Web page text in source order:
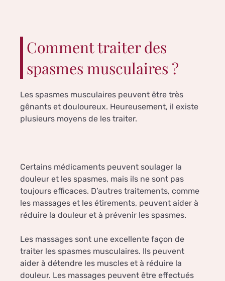
Comment traiter des
spasmes musculaires ?
Les spasmes musculaires peuvent être très
gênants et douloureux. Heureusement, il existe
plusieurs moyens de les traiter.
Certains médicaments peuvent soulager la
douleur et les spasmes, mais ils ne sont pas
toujours efficaces. D’autres traitements, comme
les massages et les étirements, peuvent aider à
réduire la douleur et à prévenir les spasmes.
Les massages sont une excellente façon de
traiter les spasmes musculaires. Ils peuvent
aider à détendre les muscles et à réduire la
douleur. Les massages peuvent être effectués